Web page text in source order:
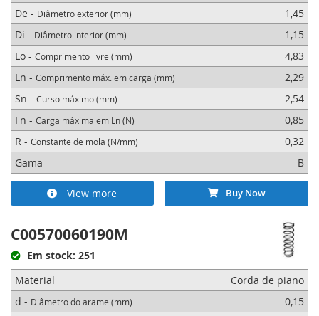
De - Diâmetro exterior (mm)
1,45
Di - Diâmetro interior (mm)
1,15
Lo - Comprimento livre (mm)
4,83
Ln - Comprimento máx. em carga (mm)
2,29
Sn - Curso máximo (mm)
2,54
Fn - Carga máxima em Ln (N)
0,85
R - Constante de mola (N/mm)
0,32
Gama
B
View more Buy Now
C00570060190M
Em stock: 251
Material
Corda de piano
d - Diâmetro do arame (mm) 0,15